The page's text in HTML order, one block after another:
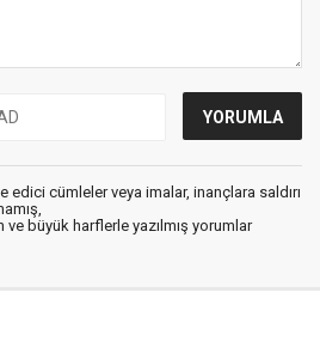
edici cümleler veya imalar, inançlara saldırı
ve büyük harflerle yazılmış yorumlar